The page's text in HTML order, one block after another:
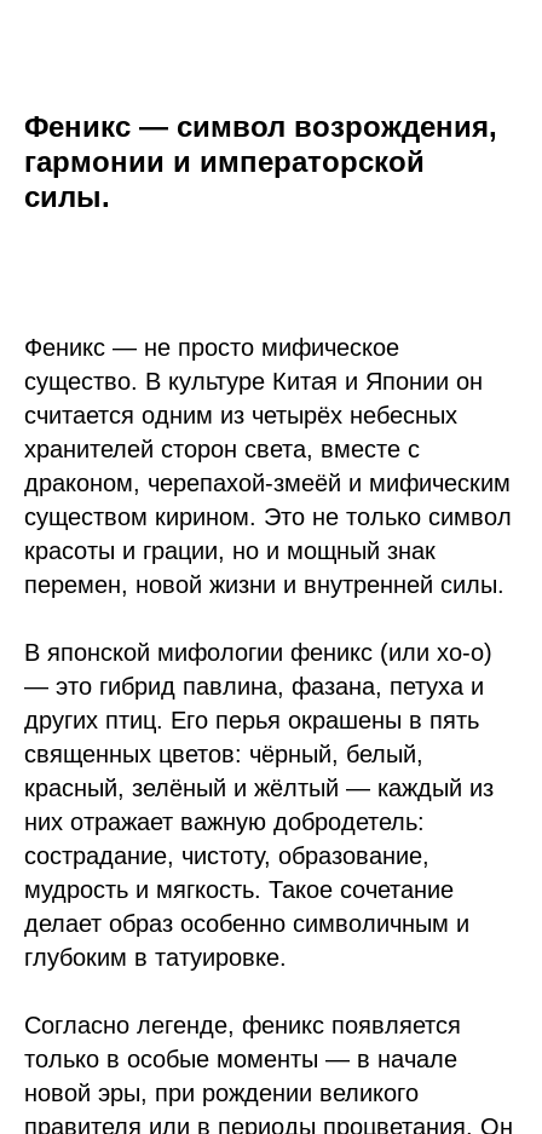
Феникс — символ возрождения,
гармонии и императорской
силы.
Феникс — не просто мифическое
существо. В культуре Китая и Японии он
считается одним из четырёх небесных
хранителей сторон света, вместе с
драконом, черепахой-змеёй и мифическим
существом кирином. Это не только символ
красоты и грации, но и мощный знак
перемен, новой жизни и внутренней силы.
В японской мифологии феникс (или хо-о)
— это гибрид павлина, фазана, петуха и
других птиц. Его перья окрашены в пять
священных цветов: чёрный, белый,
красный, зелёный и жёлтый — каждый из
них отражает важную добродетель:
сострадание, чистоту, образование,
мудрость и мягкость. Такое сочетание
делает образ особенно символичным и
глубоким в татуировке.
Согласно легенде, феникс появляется
только в особые моменты — в начале
новой эры, при рождении великого
правителя или в периоды процветания. Он